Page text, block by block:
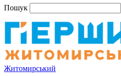
Пошук
Житомирський